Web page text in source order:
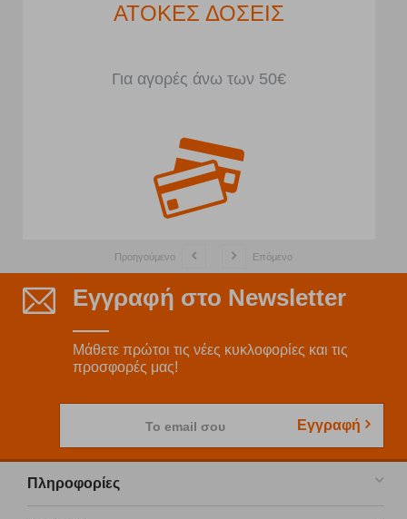
ΧΩΡΟΣ ΣΤΑΘΜΕΥΣΗΣ
Μπροστά από το κατάστημα
Προηγούμενο Επόμενο
Εγγραφή στο Newsletter
Μάθετε πρώτοι τις νέες κυκλοφορίες και τις
προσφορές μας!
Το email σου Εγγραφή
Πληροφορίες